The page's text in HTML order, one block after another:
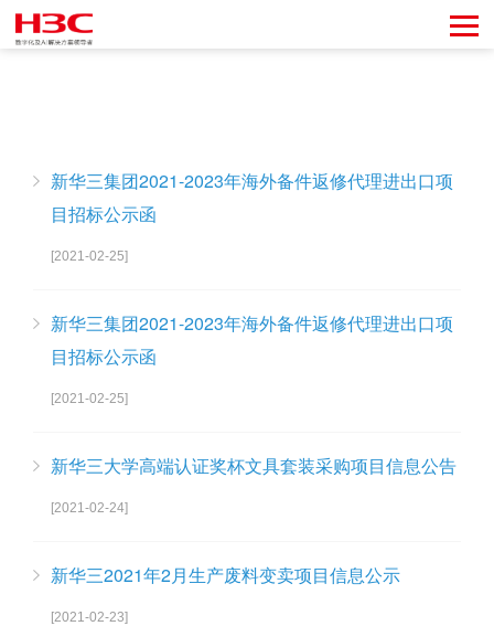
新华三集团2021-2023年海外备件返修代理进出口项
目招标公示函
[2021-02-25]
新华三集团2021-2023年海外备件返修代理进出口项
目招标公示函
[2021-02-25]
新华三大学高端认证奖杯文具套装采购项目信息公告
[2021-02-24]
新华三2021年2月生产废料变卖项目信息公示
[2021-02-23]